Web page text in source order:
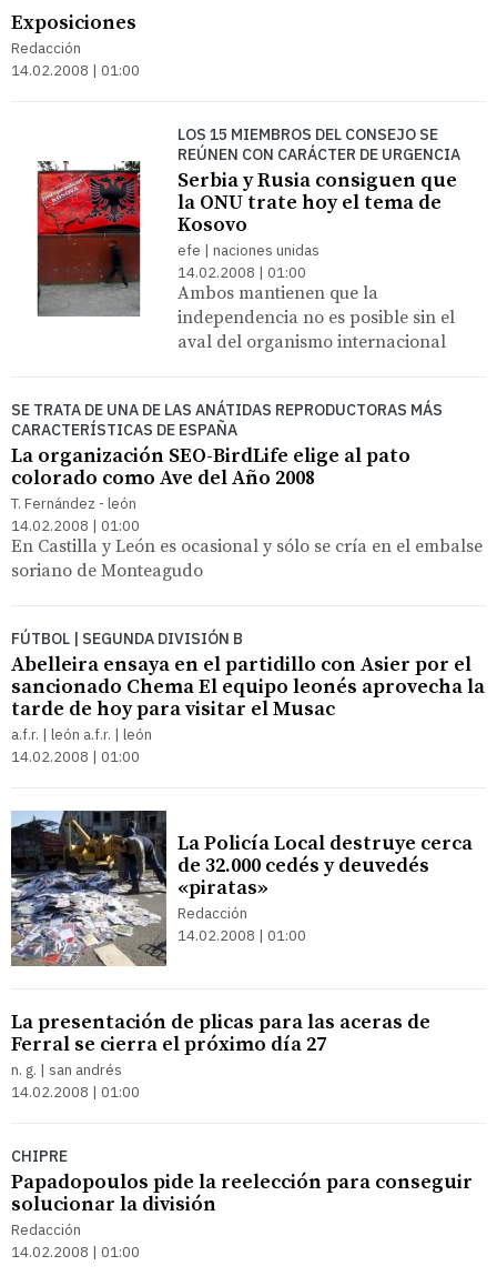
Exposiciones
Redacción
14.02.2008 | 01:00
LOS 15 MIEMBROS DEL CONSEJO SE
REÚNEN CON CARÁCTER DE URGENCIA
Serbia y Rusia consiguen que
la ONU trate hoy el tema de
Kosovo
efe | naciones unidas
14.02.2008 | 01:00
Ambos mantienen que la
independencia no es posible sin el
aval del organismo internacional
SE TRATA DE UNA DE LAS ANÁTIDAS REPRODUCTORAS MÁS
CARACTERÍSTICAS DE ESPAÑA
La organización SEO-BirdLife elige al pato
colorado como Ave del Año 2008
T. Fernández - león
14.02.2008 | 01:00
En Castilla y León es ocasional y sólo se cría en el embalse
soriano de Monteagudo
FÚTBOL | SEGUNDA DIVISIÓN B
Abelleira ensaya en el partidillo con Asier por el
sancionado Chema El equipo leonés aprovecha la
tarde de hoy para visitar el Musac
a.f.r. | león a.f.r. | león
14.02.2008 | 01:00
La Policía Local destruye cerca
de 32.000 cedés y deuvedés
«piratas»
Redacción
14.02.2008 | 01:00
La presentación de plicas para las aceras de
Ferral se cierra el próximo día 27
n. g. | san andrés
14.02.2008 | 01:00
CHIPRE
Papadopoulos pide la reelección para conseguir
solucionar la división
Redacción
14.02.2008 | 01:00